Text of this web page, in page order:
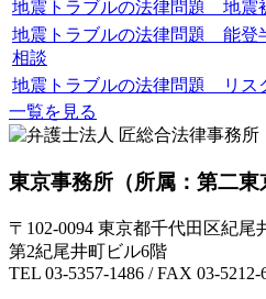
地震トラブルの法律問題 地震
地震トラブルの法律問題 能登
相談
地震トラブルの法律問題 リス
一覧を見る
東京事務所 （所属：第二東
〒102-0094 東京都千代田区紀尾
第2紀尾井町ビル6階
TEL 03-5357-1486 / FAX 03-5212-